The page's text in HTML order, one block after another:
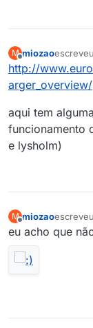
M
Offline
miozao
última
http://
arger_overview/
aqui tem
funcionamento
e lysholm)
M
Offline
miozao
última
eu acho que